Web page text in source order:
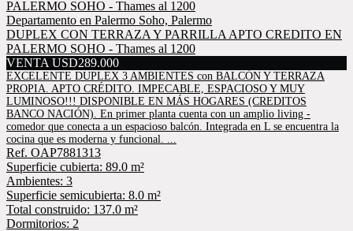
Departamento en Palermo Soho, Palermo
DUPLEX CON TERRAZA Y PARRILLA APTO CREDITO EN
PALERMO SOHO - Thames al 1200
VENTA USD289.000
EXCELENTE DUPLEX 3 AMBIENTES con BALCÓN Y TERRAZA
PROPIA. APTO CRÉDITO. IMPECABLE, ESPACIOSO Y MUY
LUMINOSO!!! DISPONIBLE EN MÁS HOGARES (CREDITOS
BANCO NACIÓN). En primer planta cuenta con un amplio living -
comedor que conecta a un espacioso balcón. Integrada en L se encuentra la
cocina que es moderna y funcional. ...
Ref. OAP7881313
Superficie cubierta: 89.0 m²
Ambientes: 3
Superficie semicubierta: 8.0 m²
Total construido: 137.0 m²
Dormitorios: 2